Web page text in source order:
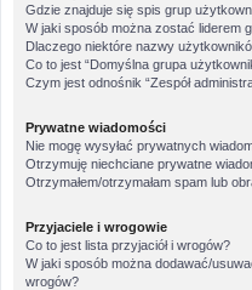
Gdzie znajduje się spis grup
W jaki sposób można zostać liderem
Dlaczego niektóre nazwy
Co to jest “Domyślna grupa
Czym jest odnośnik “Zespół
Prywatne wiadomości
Nie mogę wysyłać prywatnych
Otrzymuję niechciane prywatne
Otrzymałem/otrzymałam spam lub
Przyjaciele i wrogowie
Co to jest lista przyjaciół i wrogów?
W jaki sposób można dodawać/
wrogów?